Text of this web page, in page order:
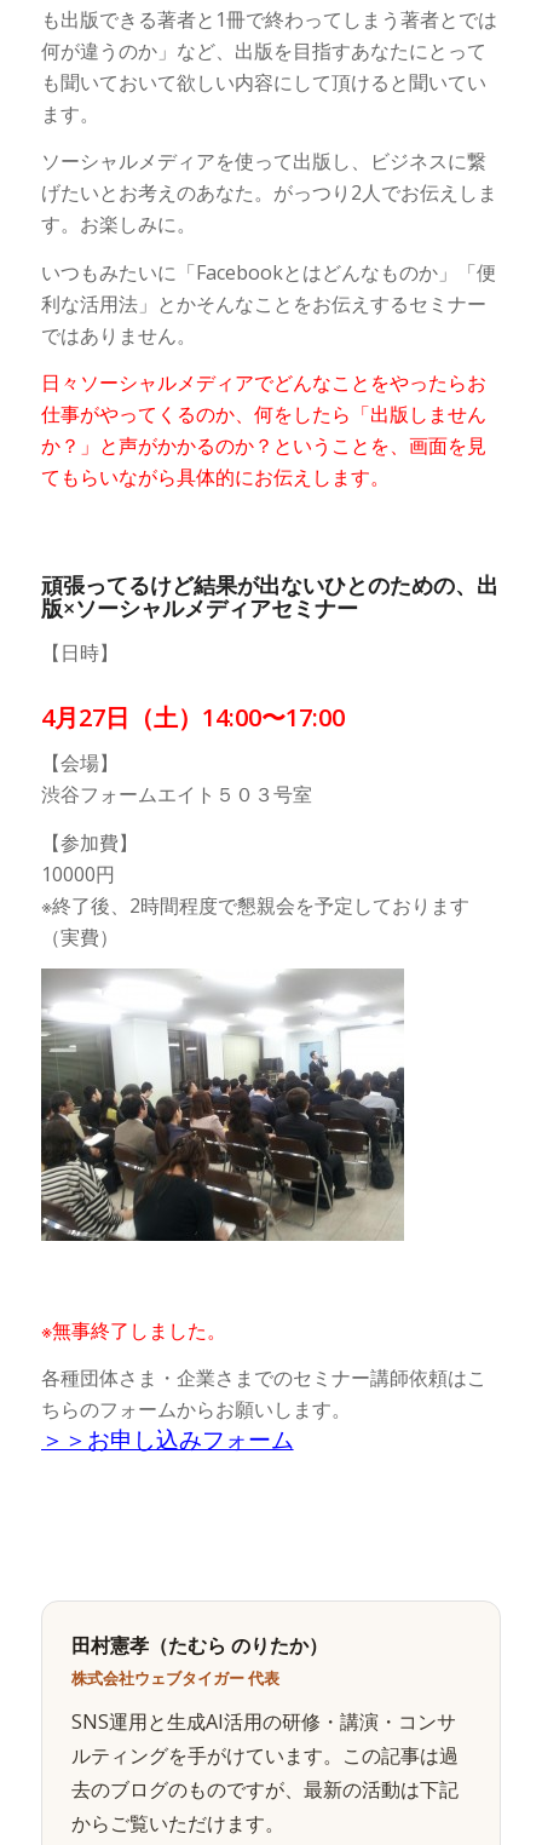
も出版できる著者と1冊で終わってしまう著者とでは
何が違うのか」など、出版を目指すあなたにとって
も聞いておいて欲しい内容にして頂けると聞いてい
ます。
ソーシャルメディアを使って出版し、ビジネスに繋
げたいとお考えのあなた。がっつり2人でお伝えしま
す。お楽しみに。
いつもみたいに「Facebookとはどんなものか」「便
利な活用法」とかそんなことをお伝えするセミナー
ではありません。
日々ソーシャルメディアでどんなことをやったらお
仕事がやってくるのか、何をしたら「出版しません
か？」と声がかかるのか？ということを、画面を見
てもらいながら具体的にお伝えします。
頑張ってるけど結果が出ないひとのための、出
版×ソーシャルメディアセミナー
【日時】
4月27日（土）14:00〜17:00
【会場】
渋谷フォームエイト５０３号室
【参加費】
10000円
※終了後、2時間程度で懇親会を予定しております
（実費）
※無事終了しました。
各種団体さま・企業さまでのセミナー講師依頼はこ
ちらのフォームからお願いします。
＞＞お申し込みフォーム
田村憲孝（たむら のりたか）
株式会社ウェブタイガー 代表
SNS運用と生成AI活用の研修・講演・コンサ
ルティングを手がけています。この記事は過
去のブログのものですが、最新の活動は下記
からご覧いただけます。